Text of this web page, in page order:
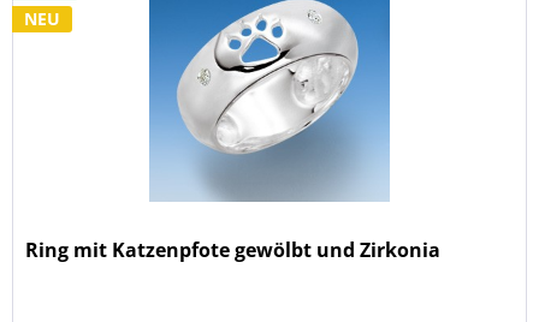
NEU
Ring mit Katzenpfote gewölbt und Zirkonia